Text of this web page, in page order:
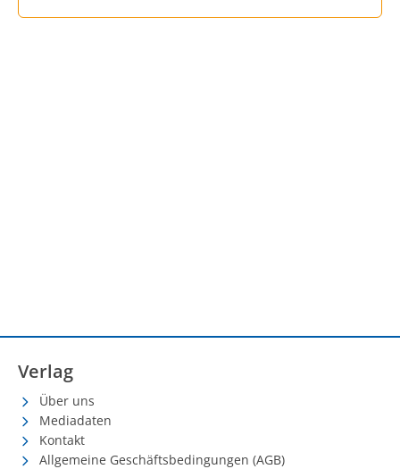
Verlag
Über uns
Mediadaten
Kontakt
Allgemeine Geschäftsbedingungen (AGB)